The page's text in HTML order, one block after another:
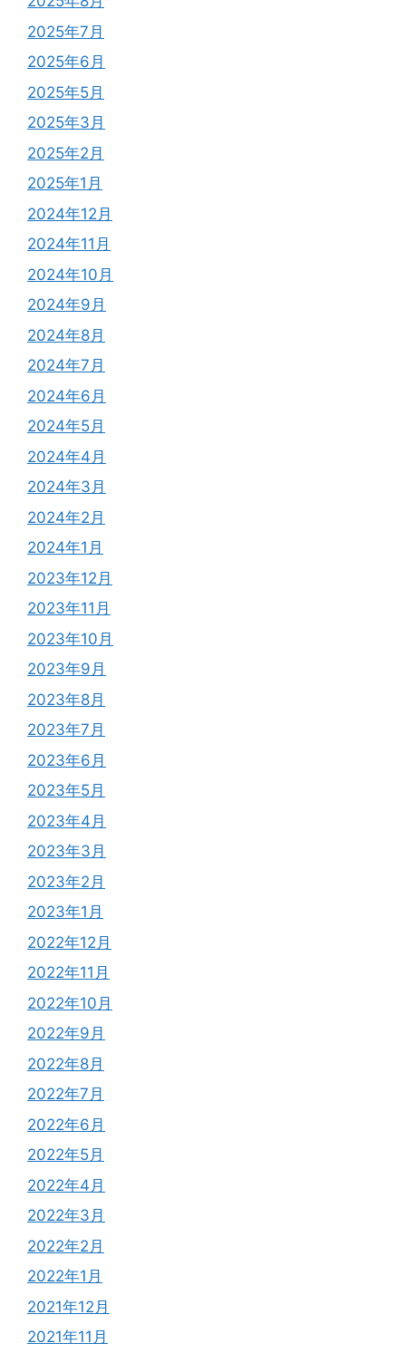
2025年7月
2025年6月
2025年5月
2025年3月
2025年2月
2025年1月
2024年12月
2024年11月
2024年10月
2024年9月
2024年8月
2024年7月
2024年6月
2024年5月
2024年4月
2024年3月
2024年2月
2024年1月
2023年12月
2023年11月
2023年10月
2023年9月
2023年8月
2023年7月
2023年6月
2023年5月
2023年4月
2023年3月
2023年2月
2023年1月
2022年12月
2022年11月
2022年10月
2022年9月
2022年8月
2022年7月
2022年6月
2022年5月
2022年4月
2022年3月
2022年2月
2022年1月
2021年12月
2021年11月